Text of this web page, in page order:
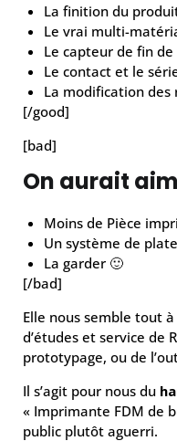
La finition du
Le vrai multi-
Le capteur de fin
Le contact et le
La modification des
[/good]
[bad]
On aurait
Moins de Pièce
Un système de
La garder 🙂
[/bad]
Elle nous semble tout
d’études et service de
prototypage, ou de
Il s’agit pour nous du
« Imprimante FDM de
public plutôt aguerri.